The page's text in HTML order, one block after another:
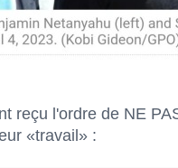
reçu l'ordre de NE
«travail» :